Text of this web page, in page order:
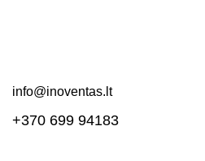
info@inoventas.lt
+370 699 94183